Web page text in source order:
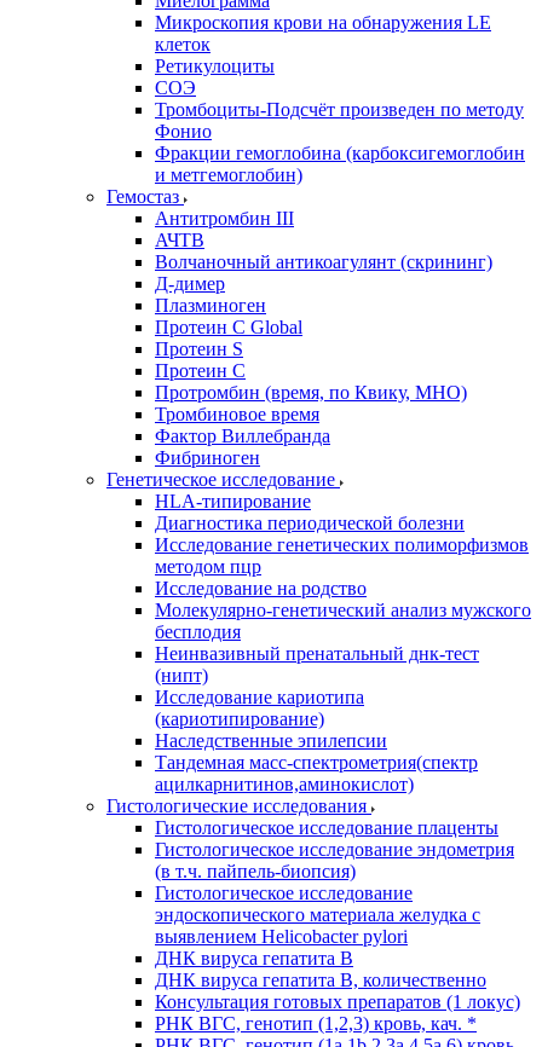
Микроскопия крови на обнаружения LE
клеток
Ретикулоциты
СОЭ
Тромбоциты-Подсчёт произведен по методу
Фонио
Фракции гемоглобина (карбоксигемоглобин
и метгемоглобин)
Гемостаз
Антитромбин III
АЧТВ
Волчаночный антикоагулянт (скрининг)
Д-димер
Плазминоген
Протеин C Global
Протеин S
Протеин С
Протромбин (время, по Квику, МНО)
Тромбиновое время
Фактор Виллебранда
Фибриноген
Генетическое исследование
HLA-типирование
Диагностика периодической болезни
Исследование генетических полиморфизмов
методом пцр
Исследование на родство
Молекулярно-генетический анализ мужского
бесплодия
Неинвазивный пренатальный днк-тест
(нипт)
Исследование кариотипа
(кариотипирование)
Наследственные эпилепсии
Тандемная масс-спектрометрия(спектр
ацилкарнитинов,аминокислот)
Гистологические исследования
Гистологическое исследование плаценты
Гистологическое исследование эндометрия
(в т.ч. пайпель-биопсия)
Гистологическое исследование
эндоскопического материала желудка с
выявлением Helicobacter pylori
ДНК вируса гепатита B
ДНК вируса гепатита B, количественно
Консультация готовых препаратов (1 локус)
РНК ВГC, генотип (1,2,3) кровь, кач. *